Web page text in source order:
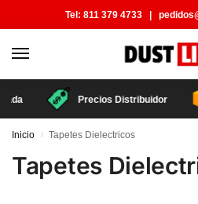
Tel: 811 379 4733 |
Precios Distribuidor
Inicio / Tapetes Dielectricos
Tapetes